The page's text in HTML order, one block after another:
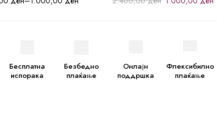
Бесплатна
испорака
Безбедно
плаќање
Онлајн
поддршка
Флексибилно
плаќање